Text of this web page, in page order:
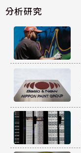
分析研究